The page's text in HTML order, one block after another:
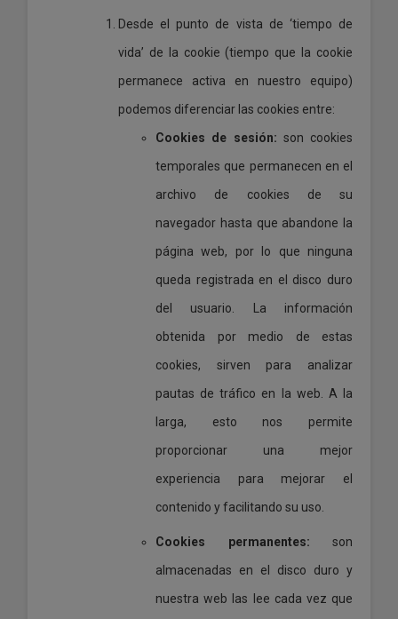
Desde el punto de vista de ‘tiempo de
vida’ de la cookie (tiempo que la cookie
permanece activa en nuestro equipo)
podemos diferenciar las cookies entre:
Cookies de sesión: son cookies
temporales que permanecen en el
archivo de cookies de su
navegador hasta que abandone la
página web, por lo que ninguna
queda registrada en el disco duro
del usuario. La información
obtenida por medio de estas
cookies, sirven para analizar
pautas de tráfico en la web. A la
larga, esto nos permite
proporcionar una mejor
experiencia para mejorar el
contenido y facilitando su uso.
Cookies permanentes: son
almacenadas en el disco duro y
nuestra web las lee cada vez que